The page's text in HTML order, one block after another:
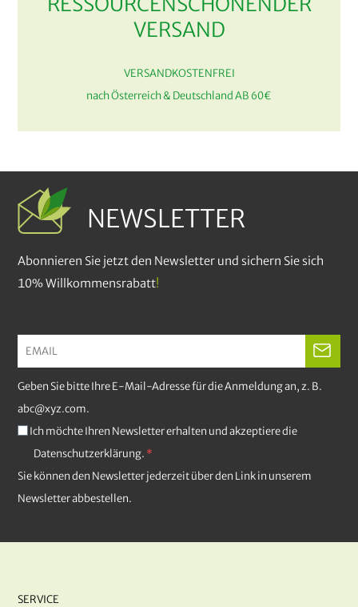
VERSAND
VERSANDKOSTENFREI
nach Österreich & Deutschland AB 60€
NEWSLETTER
Abonnieren Sie jetzt den Newsletter und sichern Sie sich
10% Willkommensrabatt!
Geben Sie bitte Ihre E-Mail-Adresse für die Anmeldung an, z. B.
abc@xyz.com.
Ich möchte Ihren Newsletter erhalten und akzeptiere die
Datenschutzerklärung.
Sie können den Newsletter jederzeit über den Link in unserem
Newsletter abbestellen.
SERVICE